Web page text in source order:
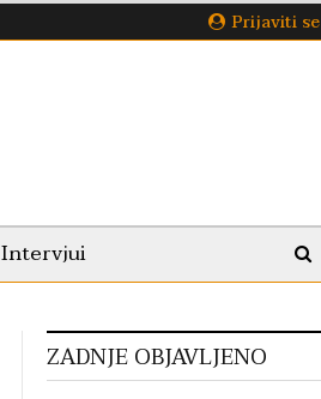
Prijaviti se
Intervjui
ZADNJE OBJAVLJENO